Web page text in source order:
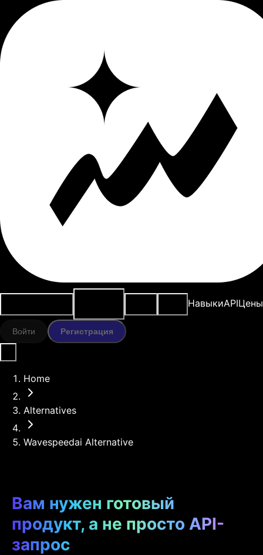
НавыкиAPIЦены
Войти Регистрация
Home
Alternatives
Wavespeedai Alternative
Вам нужен готовый
продукт, а не просто API-
запрос